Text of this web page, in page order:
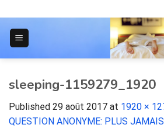
to
content
sleeping-1159279_1920
Published 29 août 2017 at 1920 ×
QUESTION ANONYME: PLUS